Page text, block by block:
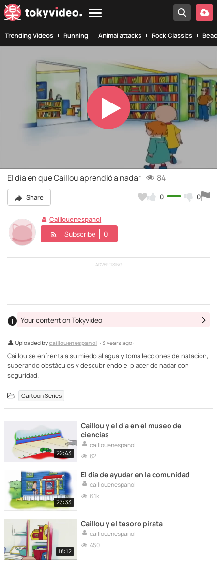
Trending Videos Running Animal attacks Rock Classics
Play
Video
El día en que Caillou aprendió a nadar 84
Share 0 0
Caillouenespanol
Subscribe 0
ADVERTISING
Uploaded bycaillouenespanol · 3 years ago ·
Your content on Tokyvideo
Caillou se enfrenta a su miedo al agua y toma lecciones de natación,
superando obstáculos y descubriendo el placer de nadar con
seguridad.
Cartoon Series
22:43
Caillou y el día en el museo de
ciencias
caillouenespanol
62
23:33
El día de ayudar en la comunidad
caillouenespanol
6.1k
18:12
Caillou y el tesoro pirata
caillouenespanol
450